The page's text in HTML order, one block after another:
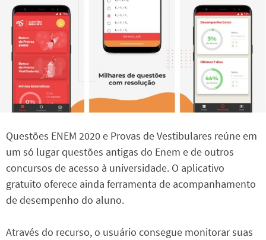
Questões ENEM 2020 e Provas de Vestibulares reúne em
um só lugar questões antigas do Enem e de outros
concursos de acesso à universidade. O aplicativo
gratuito oferece ainda ferramenta de acompanhamento
de desempenho do aluno.
Através do recurso, o usuário consegue monitorar suas